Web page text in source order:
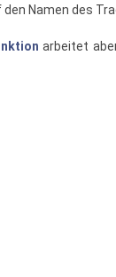
Namen des
arbeitet